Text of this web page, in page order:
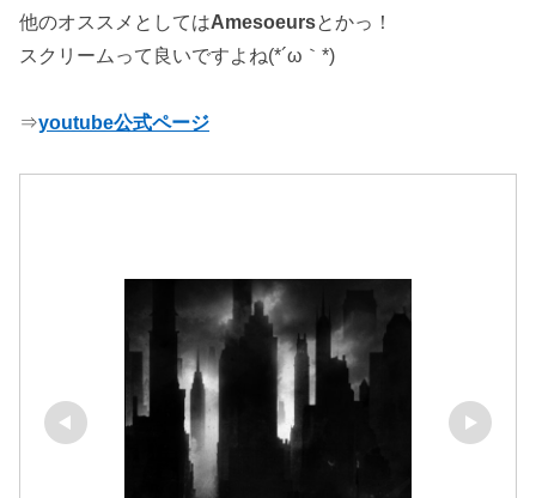
他のオススメとしてはAmesoeursとかっ！
スクリームって良いですよね(*´ω｀*)
⇒youtube公式ページ